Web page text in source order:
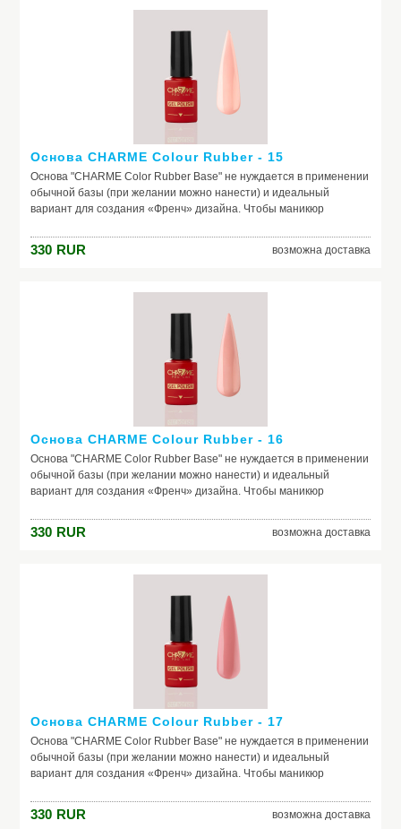
красящих веществ, поможет добиться по-настоящему добротного
красите ногти самостоятельно, основа – ваш самый главный
Основа CHARME Colour Rubber - 15
Основа "CHARME Color Rubber Base" не нуждается в применении
обычной базы (при желании можно нанести) и идеальный
вариант для создания «Френч» дизайна. Чтобы маникюр
лака и ногтевой пластины. Базовое покрытие выравнивает
природный тон, маскирует неровности ногтя и его естественное
красящих веществ, поможет добиться по-настоящему добротного
красите ногти самостоятельно, основа – ваш самый главный
330 RUR возможна доставка
Основа CHARME Colour Rubber - 16
Основа "CHARME Color Rubber Base" не нуждается в применении
обычной базы (при желании можно нанести) и идеальный
вариант для создания «Френч» дизайна. Чтобы маникюр
лака и ногтевой пластины. Базовое покрытие выравнивает
природный тон, маскирует неровности ногтя и его естественное
красящих веществ, поможет добиться по-настоящему добротного
красите ногти самостоятельно, основа – ваш самый главный
330 RUR возможна доставка
Основа CHARME Colour Rubber - 17
Основа "CHARME Color Rubber Base" не нуждается в применении
обычной базы (при желании можно нанести) и идеальный
вариант для создания «Френч» дизайна. Чтобы маникюр
лака и ногтевой пластины. Базовое покрытие выравнивает
природный тон, маскирует неровности ногтя и его естественное
330 RUR возможна доставка